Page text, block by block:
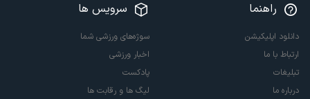
راهنما
دانلود اپلیکیشن
ارتباط با ما
تبلیغات
درباره ما
سرویس ها
سوژه‌های ورزشی شما
اخبار ورزشی
پادکست
لیگ ها و رقابت ها